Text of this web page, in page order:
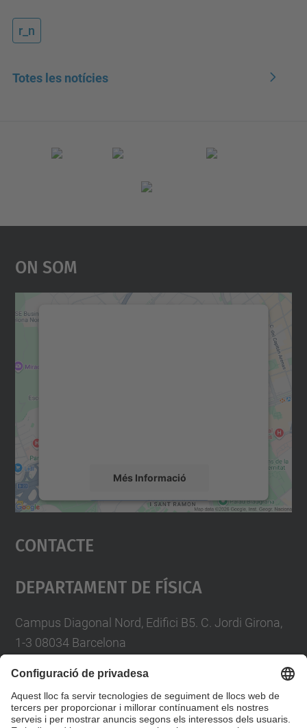
r_n
Totes les notícies
On Som
Més Informació
Accepta
powered by
Contacte
Departament De Física
Campus Diagonal Nord, Edifici B5. C. Jordi Girona,
1-3 08034 Barcelona
Telèfon93 4017719
A/e usd.utgcnticupc.edu